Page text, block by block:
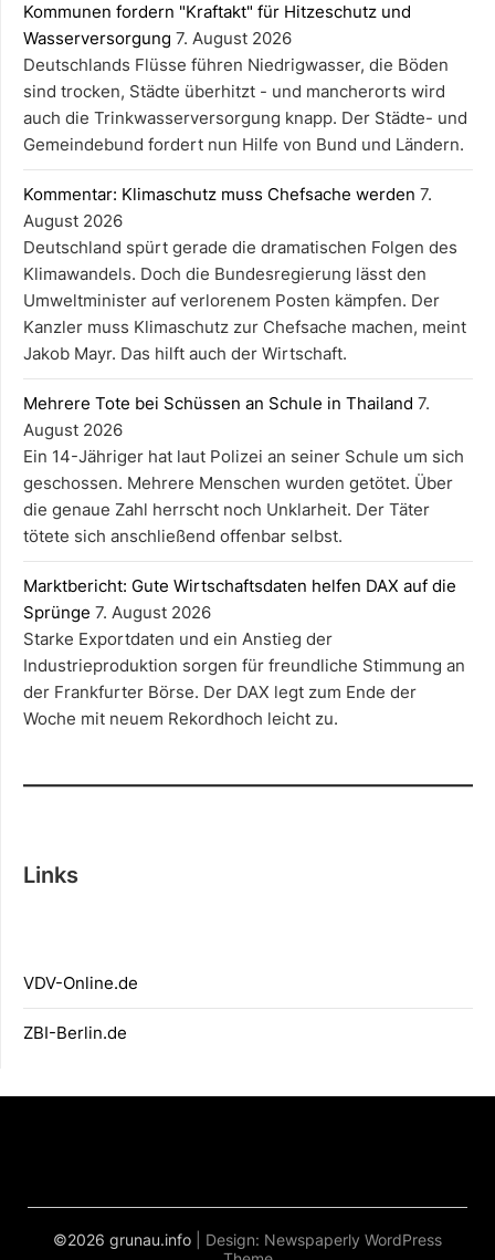
Kommunen fordern "Kraftakt" für Hitzeschutz und
Wasserversorgung 7. August 2026
Deutschlands Flüsse führen Niedrigwasser, die Böden
sind trocken, Städte überhitzt - und mancherorts wird
auch die Trinkwasserversorgung knapp. Der Städte- und
Gemeindebund fordert nun Hilfe von Bund und Ländern.
Kommentar: Klimaschutz muss Chefsache werden 7.
August 2026
Deutschland spürt gerade die dramatischen Folgen des
Klimawandels. Doch die Bundesregierung lässt den
Umweltminister auf verlorenem Posten kämpfen. Der
Kanzler muss Klimaschutz zur Chefsache machen, meint
Jakob Mayr. Das hilft auch der Wirtschaft.
Mehrere Tote bei Schüssen an Schule in Thailand 7.
August 2026
Ein 14-Jähriger hat laut Polizei an seiner Schule um sich
geschossen. Mehrere Menschen wurden getötet. Über
die genaue Zahl herrscht noch Unklarheit. Der Täter
tötete sich anschließend offenbar selbst.
Marktbericht: Gute Wirtschaftsdaten helfen DAX auf die
Sprünge 7. August 2026
Starke Exportdaten und ein Anstieg der
Industrieproduktion sorgen für freundliche Stimmung an
der Frankfurter Börse. Der DAX legt zum Ende der
Woche mit neuem Rekordhoch leicht zu.
Links
VDV-Online.de
ZBI-Berlin.de
©2026 grunau.info | Design: Newspaperly WordPress